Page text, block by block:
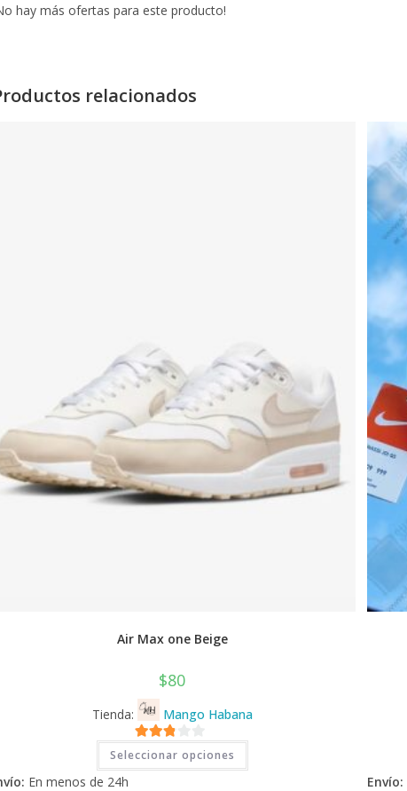
hay más ofertas para este producto!
relacionados
Air Max one Beige
$80
Tienda: Mango Habana
2.71
de 5
Seleccionar opciones
Este
tiene
En menos de 24h Envío: